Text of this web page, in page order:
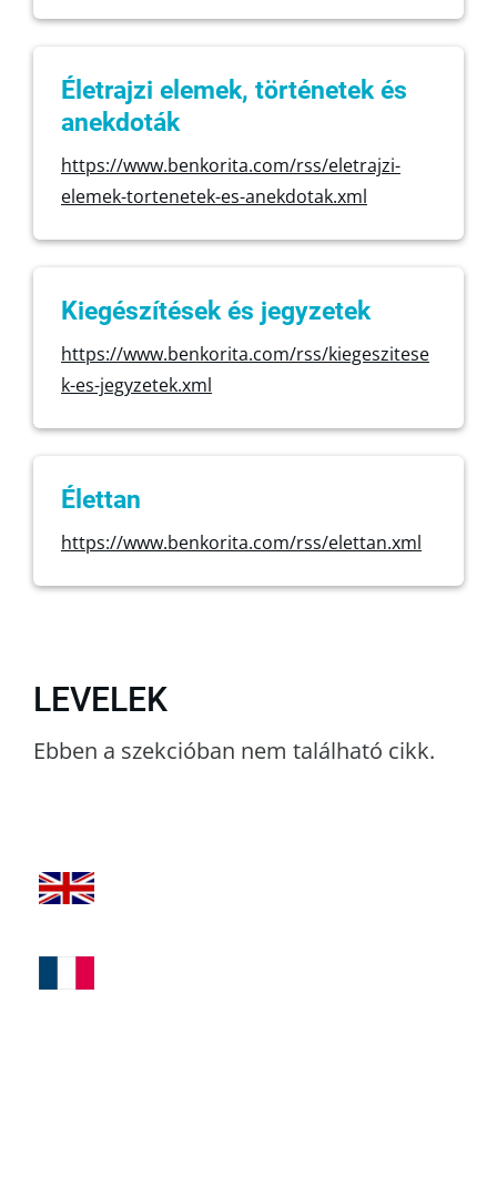
Életrajzi elemek, történetek és
anekdoták
https://www.benkorita.com/rss/eletrajzi-
elemek-tortenetek-es-anekdotak.xml
Kiegészítések és jegyzetek
https://www.benkorita.com/rss/kiegeszitese
k-es-jegyzetek.xml
Élettan
https://www.benkorita.com/rss/elettan.xml
LEVELEK
Ebben a szekcióban nem található cikk.